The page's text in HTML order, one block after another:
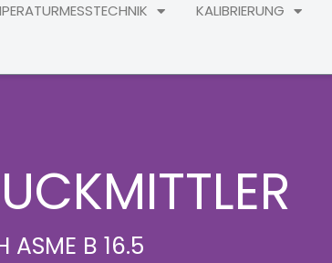
KALIBRIERUNG
ASME B 16.5